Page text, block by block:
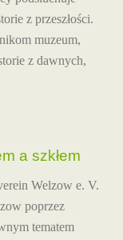
z przeszłości.
muzeum,
z dawnych,
a szkłem
Welzow e. V.
poprzez
tematem